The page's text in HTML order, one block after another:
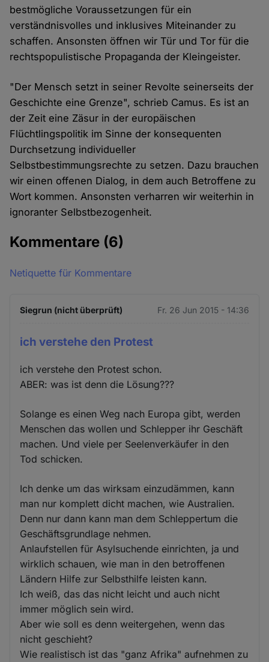
bestmögliche Voraussetzungen für ein
verständnisvolles und inklusives Miteinander zu
schaffen. Ansonsten öffnen wir Tür und Tor für die
rechtspopulistische Propaganda der Kleingeister.
"Der Mensch setzt in seiner Revolte seinerseits der
Geschichte eine Grenze", schrieb Camus. Es ist an
der Zeit eine Zäsur in der europäischen
Flüchtlingspolitik im Sinne der konsequenten
Durchsetzung individueller
Selbstbestimmungsrechte zu setzen. Dazu brauchen
wir einen offenen Dialog, in dem auch Betroffene zu
Wort kommen. Ansonsten verharren wir weiterhin in
ignoranter Selbstbezogenheit.
Kommentare (6)
Netiquette für Kommentare
Siegrun (nicht überprüft) Fr. 26 Jun 2015 - 14:36
ich verstehe den Protest
ich verstehe den Protest schon.
ABER: was ist denn die Lösung???
Solange es einen Weg nach Europa gibt, werden
Menschen das wollen und Schlepper ihr Geschäft
machen. Und viele per Seelenverkäufer in den
Tod schicken.
Ich denke um das wirksam einzudämmen, kann
man nur komplett dicht machen, wie Australien.
Denn nur dann kann man dem Schleppertum die
Geschäftsgrundlage nehmen.
Anlaufstellen für Asylsuchende einrichten, ja und
wirklich schauen, wie man in den betroffenen
Ländern Hilfe zur Selbsthilfe leisten kann.
Ich weiß, das das nicht leicht und auch nicht
immer möglich sein wird.
Aber wie soll es denn weitergehen, wenn das
nicht geschieht?
Wie realistisch ist das "ganz Afrika" aufnehmen zu